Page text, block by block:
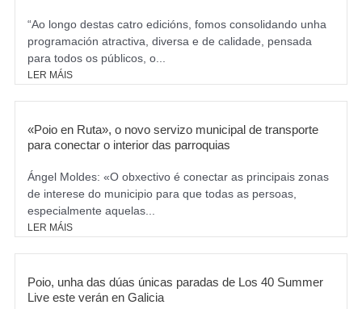
“Ao longo destas catro edicións, fomos consolidando unha
programación atractiva, diversa e de calidade, pensada
para todos os públicos, o...
LER MÁIS
«Poio en Ruta», o novo servizo municipal de transporte
para conectar o interior das parroquias
Ángel Moldes: «O obxectivo é conectar as principais zonas
de interese do municipio para que todas as persoas,
especialmente aquelas...
LER MÁIS
Poio, unha das dúas únicas paradas de Los 40 Summer
Live este verán en Galicia